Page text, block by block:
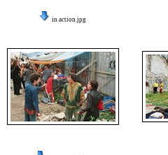
in action.jpg